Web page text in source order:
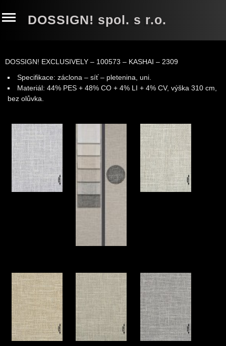
DOSSIGN! spol. s r.o.
DOSSIGN! EXCLUSIVELY – 100573 – KASHAI – 2309
Specifikace: záclona – síť – pletenina, uni.
Materiál: 44% PES + 48% CO + 4% LI + 4% CV, výška 310 cm,
bez olůvka